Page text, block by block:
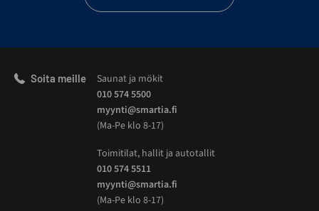
Soita meille
Saunat ja mökit
010 574 5500
myynti@smartia.fi
(Ma-Pe klo 8-17)
Toimitilat, hallit ja autotallit
010 574 5511
myynti@smartia.fi
(Ma-Pe klo 8-17)